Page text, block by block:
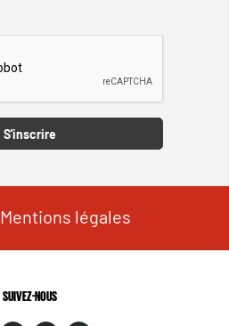
S'inscrire
Mentions légales
SUIVEZ-NOUS